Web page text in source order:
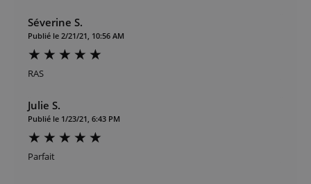
Séverine S.
Publié le 2/21/21, 10:56 AM
RAS
Julie S.
Publié le 1/23/21, 6:43 PM
Parfait